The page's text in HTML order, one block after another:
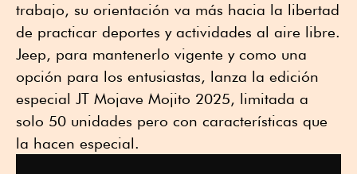
trabajo, su orientación va más hacia la libertad
de practicar deportes y actividades al aire libre.
Jeep, para mantenerlo vigente y como una
opción para los entusiastas, lanza la edición
especial JT Mojave Mojito 2025, limitada a
solo 50 unidades pero con características que
la hacen especial.